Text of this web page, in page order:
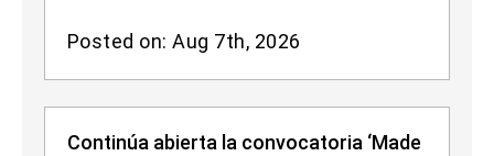
Posted on: Aug 7th, 2026
Continúa abierta la convocatoria ‘Made